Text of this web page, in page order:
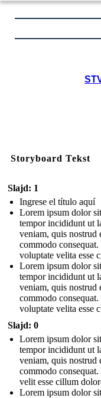
Storyboard Tekst
Slajd: 1
Ingrese el título aquí
Lorem ipsum dolor
tempor incididunt ut
veniam, quis nostrud
commodo
voluptate velita esse
Lorem ipsum dolor
tempor incididunt ut
veniam, quis nostrud
commodo
voluptate velita esse
Slajd: 0
Lorem ipsum dolor
tempor incididunt ut
veniam, quis nostrud
commodo
velit esse cillum
Lorem ipsum dolor